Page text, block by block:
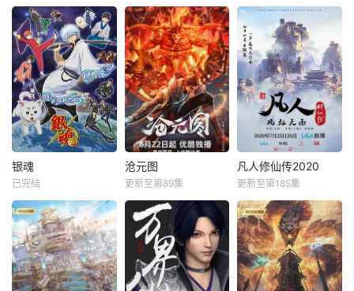
银魂
已完结
沧元图
更新至第89集
凡人修仙传2020
更新至第185集